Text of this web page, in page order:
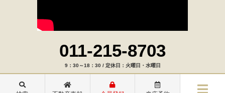
011-215-8703
9：30～18：30 / 定休日：火曜日・水曜日